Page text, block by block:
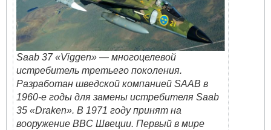
Saab 37 «Viggen» — многоцелевой
истребитель третьего поколения.
Разработан шведской компанией SAAB в
1960-е годы для замены истребителя Saab
35 «Draken». В 1971 году принят на
вооружение ВВС Швеции. Первый в мире